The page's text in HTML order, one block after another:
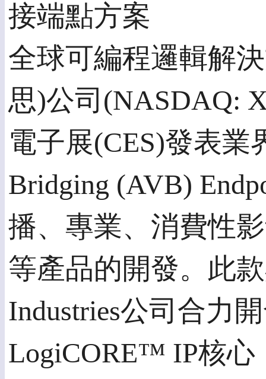
接端點方案
全球可編程邏輯解
思)公司(NASDAQ:
電子展(CES)發表業
Bridging (AVB)
播、專業、消費性
等產品的開發。此
Industries公司合力
LogiCORE™ IP核心